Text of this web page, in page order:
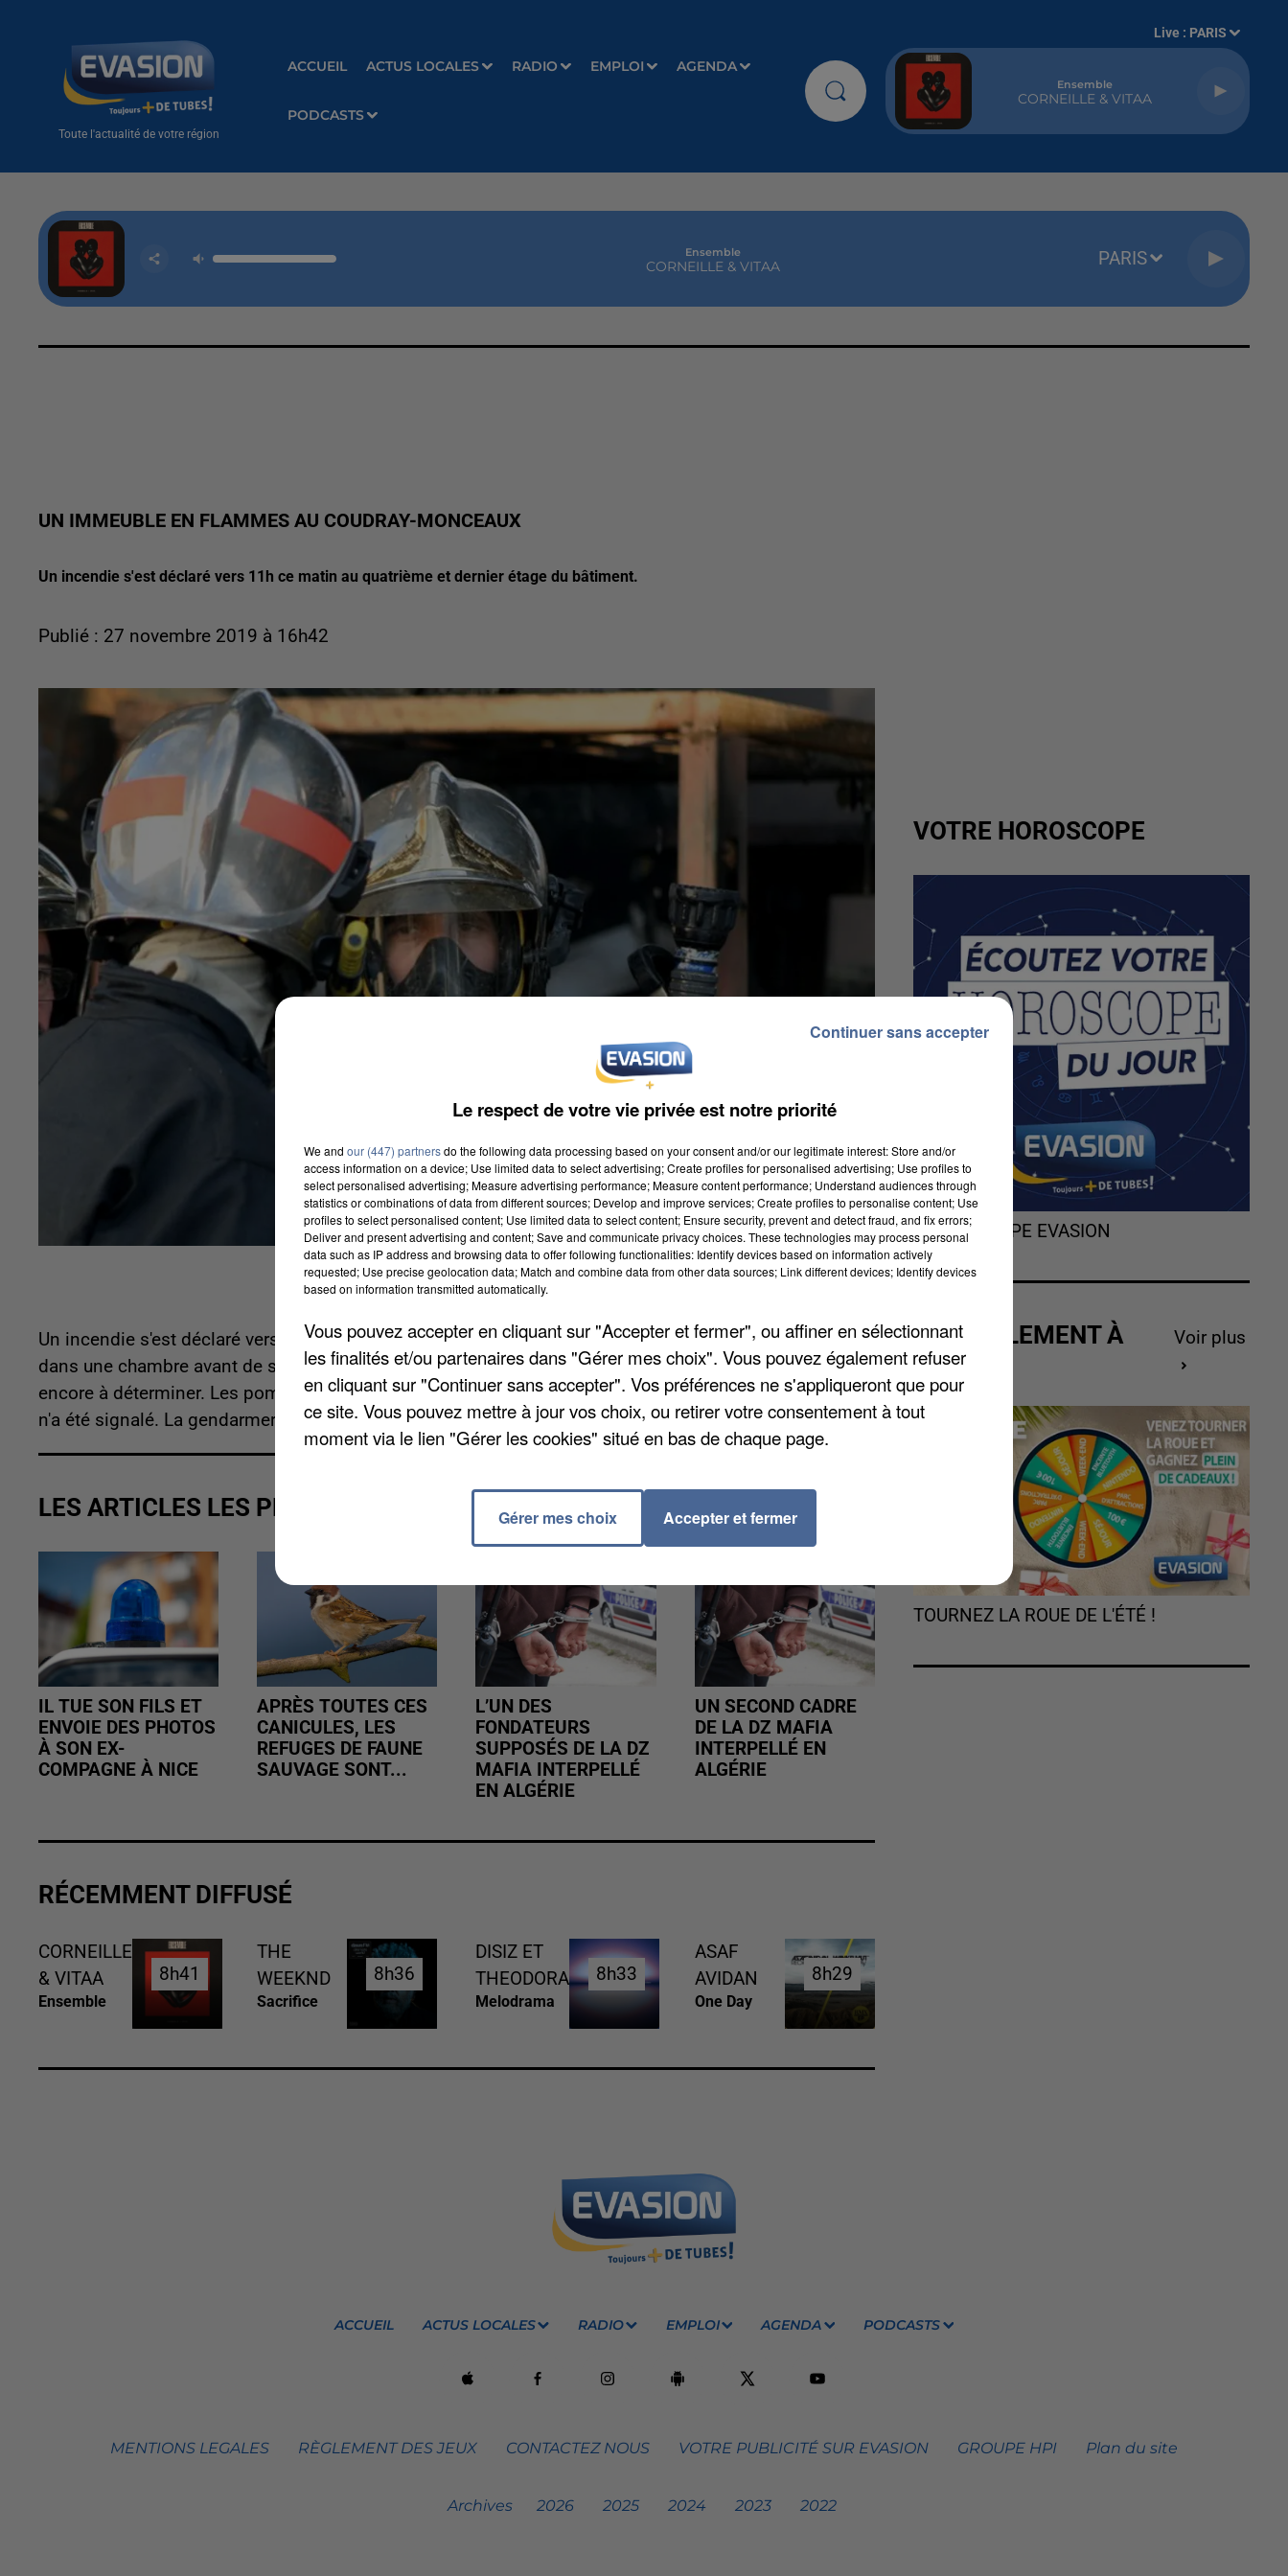
Toute l'actualité de votre région
ACCUEIL ACTUS LOCALES RADIO EMPLOI AGENDA
PODCASTS
Live : PARIS
Ensemble
CORNEILLE & VITAA
Ensemble
CORNEILLE & VITAA PARIS
UN IMMEUBLE EN FLAMMES AU COUDRAY-MONCEAUX
Un incendie s'est déclaré vers 11h ce matin au quatrième et dernier étage du bâtiment.
Publié : 27 novembre 2019 à 16h42
Un incendie s'est déclaré vers 11h ce matin au quatrième et dernier étage du bâtiment. Le feu a pris
dans une chambre avant de se propager à la toiture de l'immeuble, dans des circonstances qui restent
encore à déterminer. Les pompiers sont venus à bout des flammes dans l'après-midi et aucun blessé
n'a été signalé. La gendarmerie doit établir l'origine du sinistre.
LES ARTICLES LES PLUS VUS
IL TUE SON FILS ET
ENVOIE DES PHOTOS
À SON EX-
COMPAGNE À NICE
APRÈS TOUTES CES
CANICULES, LES
REFUGES DE FAUNE
SAUVAGE SONT...
L’UN DES
FONDATEURS
SUPPOSÉS DE LA DZ
MAFIA INTERPELLÉ
EN ALGÉRIE
UN SECOND CADRE
DE LA DZ MAFIA
INTERPELLÉ EN
ALGÉRIE
RÉCEMMENT DIFFUSÉ
CORNEILLE
& VITAA
Ensemble
8h41
8h41
THE
WEEKND
Sacrifice
8h36
8h36
DISIZ ET
THEODORA
Melodrama
8h33
8h33
ASAF
AVIDAN
One Day
8h29
8h29
VOTRE HOROSCOPE
L'HOROSCOPE EVASION
ACTUELLEMENT À
GAGNER
Voir plus
TOURNEZ LA ROUE DE L'ÉTÉ !
ACCUEIL ACTUS LOCALES RADIO EMPLOI AGENDA PODCASTS
MENTIONS LEGALES RÈGLEMENT DES JEUX CONTACTEZ NOUS VOTRE PUBLICITÉ SUR EVASION GROUPE HPI Plan du site
Archives 2026 2025 2024 2023 2022
Le respect de votre vie privée est notre priorité
We and our (447) partnersdo the following data processing based on your consent and/or our legitimate interest: Store and/or
access information on a device; Use limited data to select advertising; Create profiles for personalised advertising; Use profiles to
select personalised advertising; Measure advertising performance; Measure content performance; Understand audiences through
statistics or combinations of data from different sources; Develop and improve services; Create profiles to personalise content; Use
profiles to select personalised content; Use limited data to select content; Ensure security, prevent and detect fraud, and fix errors;
Deliver and present advertising and content; Save and communicate privacy choices. These technologies may process personal
data such as IP address and browsing data to offer following functionalities: Identify devices based on information actively
requested; Use precise geolocation data; Match and combine data from other data sources; Link different devices; Identify devices
based on information transmitted automatically.
Vous pouvez accepter en cliquant sur "Accepter et fermer", ou affiner en sélectionnant
les finalités et/ou partenaires dans "Gérer mes choix". Vous pouvez également refuser
en cliquant sur "Continuer sans accepter". Vos préférences ne s'appliqueront que pour
ce site. Vous pouvez mettre à jour vos choix, ou retirer votre consentement à tout
moment via le lien "Gérer les cookies" situé en bas de chaque page.
Gérer mes choix Accepter et fermer
Continuer sans accepter